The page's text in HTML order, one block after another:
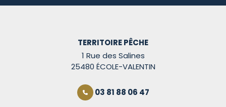
TERRITOIRE PÊCHE
1 Rue des Salines
25480 ÉCOLE-VALENTIN
03 81 88 06 47